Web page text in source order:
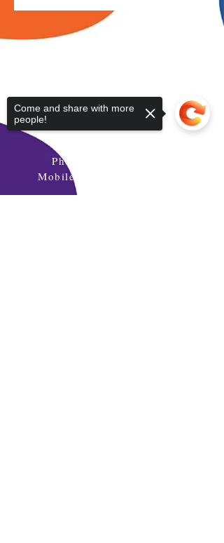
Please contact us if you have any
Phone:
Mobile: +962777771595
Come and share with more
people!